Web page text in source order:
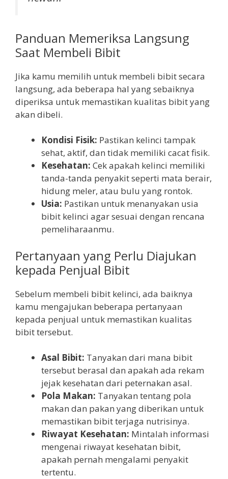
Panduan Memeriksa Langsung
Saat Membeli Bibit
Jika kamu memilih untuk membeli bibit secara
langsung, ada beberapa hal yang sebaiknya
diperiksa untuk memastikan kualitas bibit yang
akan dibeli.
Kondisi Fisik: Pastikan kelinci tampak
sehat, aktif, dan tidak memiliki cacat fisik.
Kesehatan: Cek apakah kelinci memiliki
tanda-tanda penyakit seperti mata berair,
hidung meler, atau bulu yang rontok.
Usia: Pastikan untuk menanyakan usia
bibit kelinci agar sesuai dengan rencana
pemeliharaanmu.
Pertanyaan yang Perlu Diajukan
kepada Penjual Bibit
Sebelum membeli bibit kelinci, ada baiknya
kamu mengajukan beberapa pertanyaan
kepada penjual untuk memastikan kualitas
bibit tersebut.
Asal Bibit: Tanyakan dari mana bibit
tersebut berasal dan apakah ada rekam
jejak kesehatan dari peternakan asal.
Pola Makan: Tanyakan tentang pola
makan dan pakan yang diberikan untuk
memastikan bibit terjaga nutrisinya.
Riwayat Kesehatan: Mintalah informasi
mengenai riwayat kesehatan bibit,
apakah pernah mengalami penyakit
tertentu.